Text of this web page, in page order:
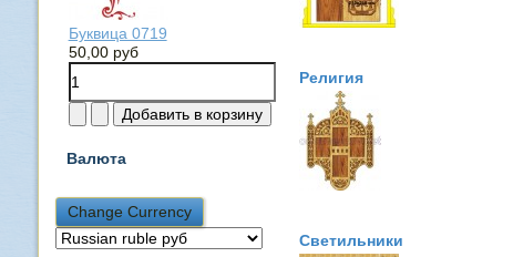
Буквица 0719
50,00 руб
Валюта
Религия
Светильники